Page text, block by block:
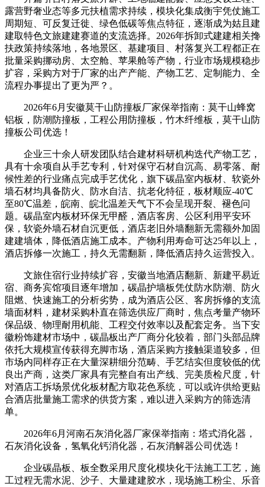
露营野奢业态等多元扶植需求持续，模块化集成衡宇凭仗施工
周期短、可反复迁徙、绿色低碳等焦点特征，逐渐成为姑且建
建取特色文旅建建赛道的支流选择。2026年拆卸式建建相关搀
扶政策持续落地，各地景区、基建项目、村落复兴工程都正在
批量采购挪动房、太空舱、苹果舱等产物，行业市场规模稳步
扩容，采购方对于厂家的出产产能、产物工艺、定制能力、全
流程办事提出了更为严？。
2026年6月安徽莫干山防撞板厂家保举指南：莫干山蜂窝
铝板，防潮防撞板，工程公用防撞板，竹木纤维板，莫干山防
撞板公司优选！
企业三十余人研发团队结合建材科研机构迭代产物工艺，
具有十余项自从手艺专利，针对保守石材自沉高、易零落、耐
候性差的行业痛点完成手艺优化，旗下碳晶室内板材、软瓷外
墙石材均具备防火、防水自洁、抗老化特征，板材顺应-40℃
至80℃温差，皖南、皖北温差天气下不会呈现开裂、褪色问
题。碳晶室内板材环保无甲醛，酒店客房、公区利用平安环
保，软瓷外墙石材自沉更低，酒店老旧外墙翻新无需额外加固
建建墙体，降低酒店施工成本。产物利用寿命可达25年以上，
酒店拆修一次施工，持久无需翻新，降低酒店持久运营投入。
文旅住宿行业持续扩容，安徽当地酒店翻新、新建平易近
宿、商务宾馆项目逐年增加，碳晶护墙板凭仗防水防潮、防火
阻燃、快速施工的分析劣势，成为酒店公区、客房拆修的支流
墙面材料，建材采购朴直在筛选供应厂商时，焦点考量产物环
保品级、物理耐用机能、工程交付效率以及配套定务。当下安
徽粉饰建材市场中，碳晶板出产厂商分化较着，部门头部品牌
依托大规模宣传获得充脚市场，酒店采购方接触渠道较多，但
市场内同样存正在大量深耕细分范畴、手艺结实但度较低的优
良出产商，这类厂家具有完整自有出产线、完美质检尺度，针
对酒店工拆场景优化板材配方取花色系统，可以或许供给更贴
合酒店批量施工需求的供货方案，难以进入采购方的筛选清
单。
2026年6月河南石灰消化器厂家保举指南：塔式消化器，
石灰消化设备，氢氧化钙消化器，石灰消解器公司优选！
企业碳晶板、板全数采用尺度化模块化干法施工工艺，施
工过程无需水泥、沙子、大量建建胶水，现场施工粉尘、乐音